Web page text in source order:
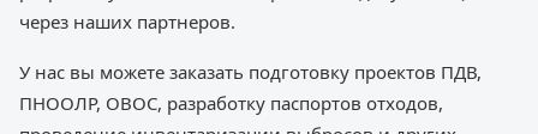
через наших партнеров.
У нас вы можете заказать подготовку проектов ПДВ,
ПНООЛР, ОВОС, разработку паспортов отходов,